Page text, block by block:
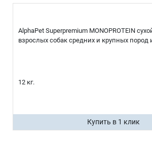
AlphaPet Superpremium MONOPROTEIN
взрослых собак средних и крупных
12 кг.
Купить в 1 клик